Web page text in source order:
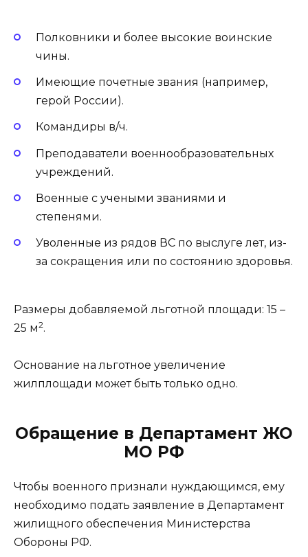
Полковники и более высокие воинские
чины.
Имеющие почетные звания (например,
герой России).
Командиры в/ч.
Преподаватели военнообразовательных
учреждений.
Военные с учеными званиями и
степенями.
Уволенные из рядов ВС по выслуге лет, из-
за сокращения или по состоянию здоровья.
Размеры добавляемой льготной площади: 15 –
25 м2.
Основание на льготное увеличение
жилплощади может быть только одно.
Обращение в Департамент ЖО
МО РФ
Чтобы военного признали нуждающимся, ему
необходимо подать заявление в Департамент
жилищного обеспечения Министерства
Обороны РФ.